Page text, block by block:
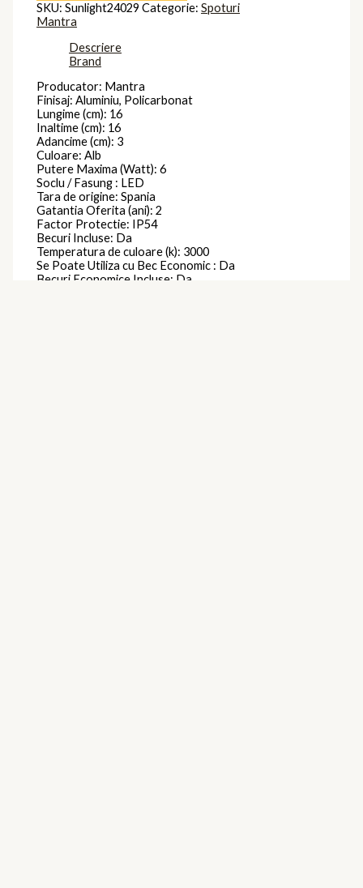
SKU:Sunlight24029 Categorie:Spoturi
Mantra
Descriere
Brand
Producator: Mantra
Finisaj: Aluminiu, Policarbonat
Lungime (cm): 16
Inaltime (cm): 16
Adancime (cm): 3
Culoare: Alb
Putere Maxima (Watt): 6
Soclu / Fasung : LED
Tara de origine: Spania
Gatantia Oferita (ani): 2
Factor Protectie: IP54
Becuri Incluse: Da
Temperatura de culoare (k): 3000
Se Poate Utiliza cu Bec Economic : Da
Becuri Economice Incluse: Da